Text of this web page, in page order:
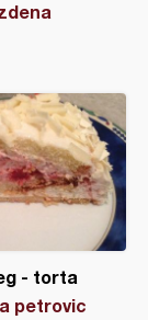
- torta
petrovic